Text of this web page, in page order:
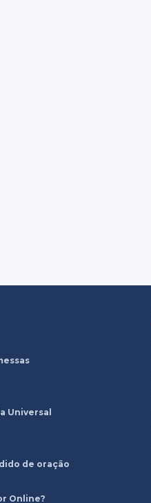
Universal
de oração
Online?